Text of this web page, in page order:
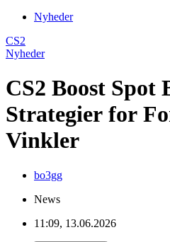
Nyheder
CS2
Nyheder
CS2 Boost Spot
Strategier for
Vinkler
bo3gg
News
11:09, 13.06.2026